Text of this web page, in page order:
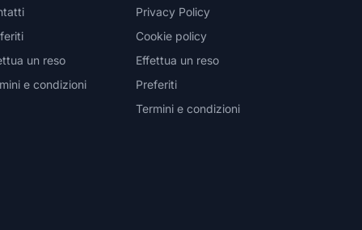
un reso
e condizioni
Privacy Policy
Cookie policy
Effettua un reso
Preferiti
Termini e condizioni